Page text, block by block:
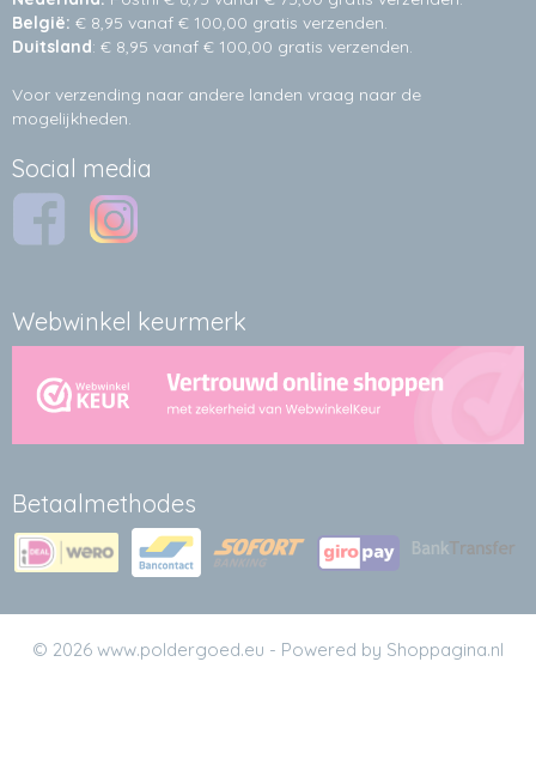
België: € 8,95 vanaf € 100,00 gratis verzenden.
Duitsland: € 8,95 vanaf € 100,00 gratis verzenden.
Voor verzending naar andere landen vraag naar de
mogelijkheden.
Social media
Webwinkel keurmerk
Betaalmethodes
© 2026 www.poldergoed.eu - Powered by Shoppagina.nl